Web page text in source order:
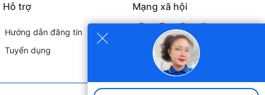
×
Hỗ trợ
Hướng dẫn đăng tin
Tuyển dụng
Mạng xã hội